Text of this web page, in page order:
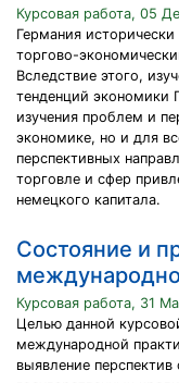
Курсовая работа, 05
Германия
торгово-
Вследствие этого,
тенденций экономики
изучения проблем и
экономике, но и для
перспективных
торговле и сфер
немецкого капитала.
Состояние и
Курсовая работа, 31
Целью данной
международной
выявление